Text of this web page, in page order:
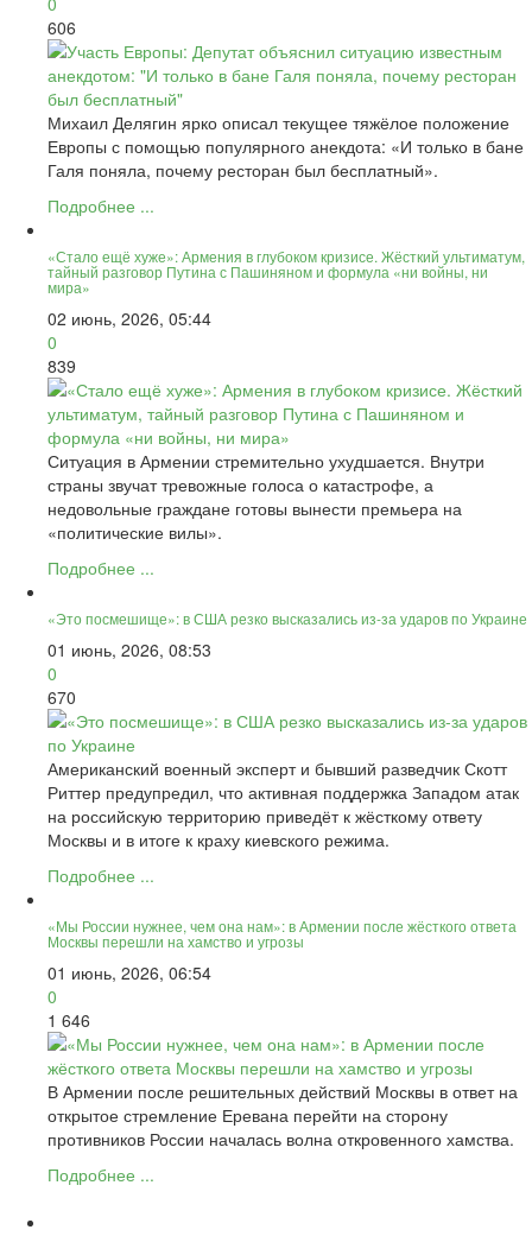
606
Михаил Делягин ярко описал текущее тяжёлое положение
Европы с помощью популярного анекдота: «И только в бане
Галя поняла, почему ресторан был бесплатный».
Подробнее ...
«Стало ещё хуже»: Армения в глубоком кризисе. Жёсткий ультиматум,
тайный разговор Путина с Пашиняном и формула «ни войны, ни
мира»
02 июнь, 2026, 05:44
0
839
Ситуация в Армении стремительно ухудшается. Внутри
страны звучат тревожные голоса о катастрофе, а
недовольные граждане готовы вынести премьера на
«политические вилы».
Подробнее ...
«Это посмешище»: в США резко высказались из-за ударов по Украине
01 июнь, 2026, 08:53
0
670
Американский военный эксперт и бывший разведчик Скотт
Риттер предупредил, что активная поддержка Западом атак
на российскую территорию приведёт к жёсткому ответу
Москвы и в итоге к краху киевского режима.
Подробнее ...
«Мы России нужнее, чем она нам»: в Армении после жёсткого ответа
Москвы перешли на хамство и угрозы
01 июнь, 2026, 06:54
0
1 646
В Армении после решительных действий Москвы в ответ на
открытое стремление Еревана перейти на сторону
противников России началась волна откровенного хамства.
Подробнее ...